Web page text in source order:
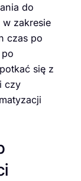
do
zakresie
czas po
się z
czy